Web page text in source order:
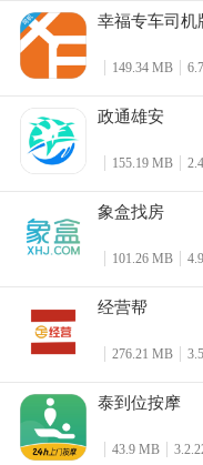
幸福专车司机
149.34 MB
政通雄安
155.19 MB
象盒找房
101.26 MB
经营帮
276.21 MB
泰到位按摩
43.9 MB